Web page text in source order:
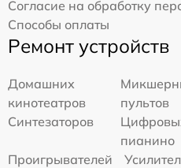
Согласие на обработку
Способы оплаты
Ремонт устройств
Домашних
кинотеатров
пультов
Синтезаторов
пианино
Проигрывателей